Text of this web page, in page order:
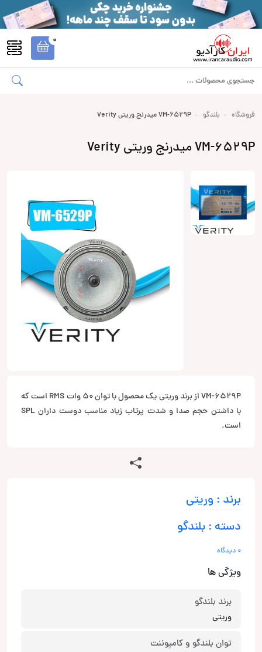
0
فروشگاه بلندگو VM-6529P میدرنج وریتی Verity
VM-6529P میدرنج وریتی Verity
VM-6529P از برند وریتی یک محصول با توان 50 وات RMS است که
با داشتن حجم صدا و شدت پرتاب زیاد مناسب دوست داران SPL
است.
برند : وریتی
دسته : بلندگو
0 دیدگاه
ویژگی ها
برند بلندگو
وریتی
توان بلندگو و کامپوننت